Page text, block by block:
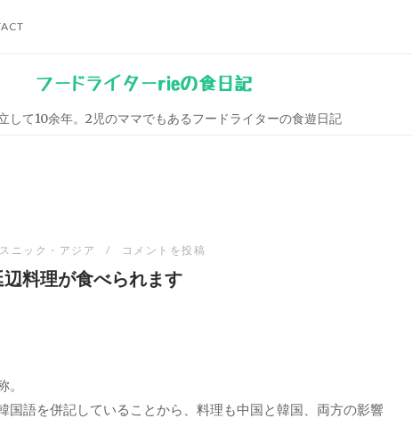
フードライターrieの食日記
して10余年。2児のママでもあるフードライターの食遊日記
ニック・アジア コメントを投稿
辺料理が食べられます
語を併記していることから、料理も中国と韓国、両方の影響